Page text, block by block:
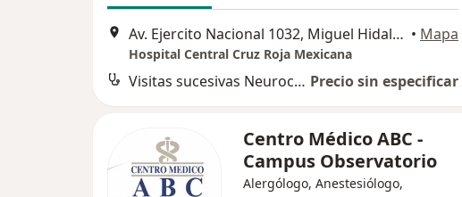
Av. Ejercito Nacional 1032, Miguel Hidalgo • Mapa
Hospital Central Cruz Roja Mexicana
Visitas sucesivas Neurocirugía Precio sin especificar
Centro Médico ABC -
Campus Observatorio
Alergólogo, Anestesiólogo,